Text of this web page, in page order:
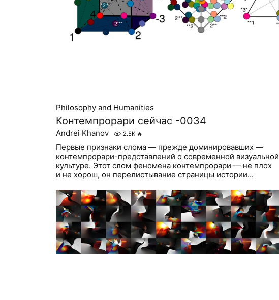
Philosophy and Humanities
Контемпрорари сейчас -0034
Andrei Khanov 2.5K 🔥
Первые признаки слома — прежде доминировавших —
контемпрорари-представлений о современной визуальной
культуре. Этот слом феномена контемпрорари — не плох
и не хорош, он перелистывание страницы истории...